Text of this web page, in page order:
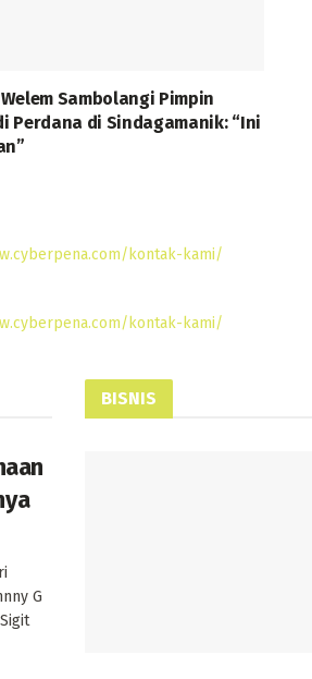
Sambolangi Pimpin
Perdana di Sindagamanik: “Ini
G
BISNIS